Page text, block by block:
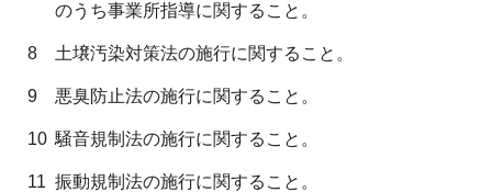
のうち事業所指導に関すること。
8 土壌汚染対策法の施行に関すること。
9 悪臭防止法の施行に関すること。
10 騒音規制法の施行に関すること。
11 振動規制法の施行に関すること。